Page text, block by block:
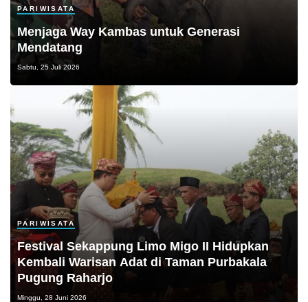
PARIWISATA
Menjaga Way Kambas untuk Generasi
Mendatang
Sabtu, 25 Juli 2026
PARIWISATA
Festival Sekappung Limo Migo II Hidupkan
Kembali Warisan Adat di Taman Purbakala
Pugung Raharjo
Minggu, 28 Juni 2026